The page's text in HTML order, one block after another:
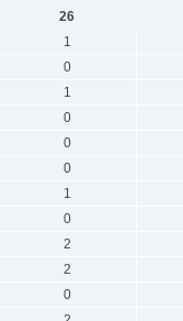
26
1
0
1
0
0
0
1
0
2
2
0